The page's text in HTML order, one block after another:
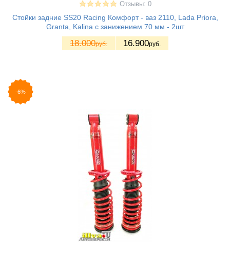
Отзывы: 0
Стойки задние SS20 Racing Комфорт - ваз 2110, Lada Priora,
Granta, Kalina с занижением 70 мм - 2шт
18.000руб. 16.900руб.
-6%